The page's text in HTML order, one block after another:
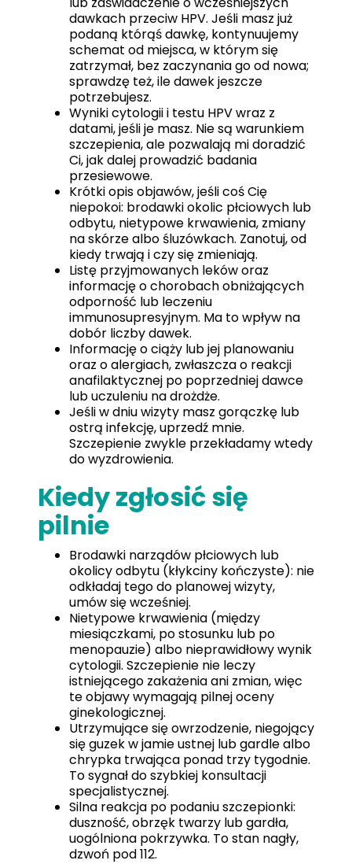
dawkach przeciw HPV. Jeśli masz już
podaną którąś dawkę, kontynuujemy
schemat od miejsca, w którym się
zatrzymał, bez zaczynania go od nowa;
sprawdzę też, ile dawek jeszcze
potrzebujesz.
Wyniki cytologii i testu HPV wraz z
datami, jeśli je masz. Nie są warunkiem
szczepienia, ale pozwalają mi doradzić
Ci, jak dalej prowadzić badania
przesiewowe.
Krótki opis objawów, jeśli coś Cię
niepokoi: brodawki okolic płciowych lub
odbytu, nietypowe krwawienia, zmiany
na skórze albo śluzówkach. Zanotuj, od
kiedy trwają i czy się zmieniają.
Listę przyjmowanych leków oraz
informację o chorobach obniżających
odporność lub leczeniu
immunosupresyjnym. Ma to wpływ na
dobór liczby dawek.
Informację o ciąży lub jej planowaniu
oraz o alergiach, zwłaszcza o reakcji
anafilaktycznej po poprzedniej dawce
lub uczuleniu na drożdże.
Jeśli w dniu wizyty masz gorączkę lub
ostrą infekcję, uprzedź mnie.
Szczepienie zwykle przekładamy wtedy
do wyzdrowienia.
Kiedy zgłosić się
pilnie
Brodawki narządów płciowych lub
okolicy odbytu (kłykciny kończyste): nie
odkładaj tego do planowej wizyty,
umów się wcześniej.
Nietypowe krwawienia (między
miesiączkami, po stosunku lub po
menopauzie) albo nieprawidłowy wynik
cytologii. Szczepienie nie leczy
istniejącego zakażenia ani zmian, więc
te objawy wymagają pilnej oceny
ginekologicznej.
Utrzymujące się owrzodzenie, niegojący
się guzek w jamie ustnej lub gardle albo
chrypka trwająca ponad trzy tygodnie.
To sygnał do szybkiej konsultacji
specjalistycznej.
Silna reakcja po podaniu szczepionki:
duszność, obrzęk twarzy lub gardła,
uogólniona pokrzywka. To stan nagły,
dzwoń pod 112.